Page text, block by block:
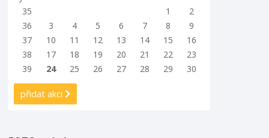
35
1
2
36
3 4 5 6 7 8
9
37
10 11 12 13 14 15
16
38
17 18 19 20 21 22
23
39
24 25 26 27 28 29 30
přidat akci